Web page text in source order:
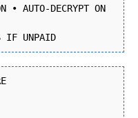
• AUTO-DECRYPT ON
IF UNPAID